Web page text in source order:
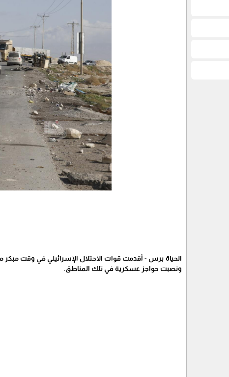
الحياة برس - أقدمت قوات الاحتلال الإسرائيلي في وقت مبكر
ونصبت حواجز عسكرية في تلك المناطق.